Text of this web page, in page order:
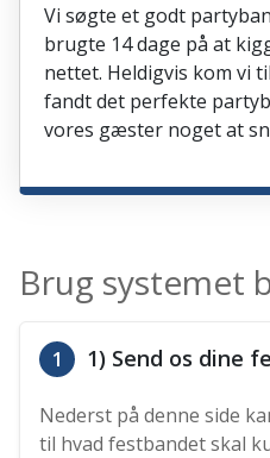
Vi søgte et godt
brugte 14 dage på at
nettet. Heldigvis kom vi
fandt det perfekte
vores gæster noget at
Brug systemet
1 1) Send os dine
Nederst på denne side
til hvad festbandet skal